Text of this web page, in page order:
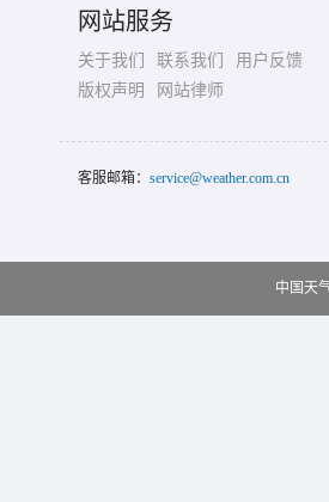
网站服务
关于我们 联系我们
用户反馈
版权声明
网站律师
客服邮箱： service@weather.com.cn
中国天